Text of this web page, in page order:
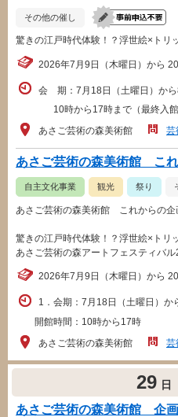
その他の催し
驚きの江戸時代体験！？浮世絵×トリ
2026年7月9日（木曜日）から
会 期：7月18日（土曜日）から
10時から17時まで（最終入館
あさご芸術の森美術館
芸
あさご芸術の森美術館 こ
自主文化事業 観光 祭り
あさご芸術の森美術館 これからの企
驚きの江戸時代体験！？浮世絵×トリ
あさご芸術の森アートフェスティバル
2026年7月9日（木曜日）から
1．会期：7月18日（土曜日）か
開館時間：10時から17時
あさご芸術の森美術館
芸
29 日
あさご芸術の森美術館 企